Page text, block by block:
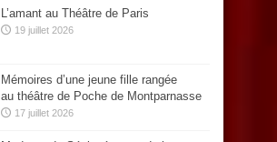
L’amant au Théâtre de Paris
19 juillet 2026
Mémoires d’une jeune fille rangée
au théâtre de Poche de Montparnasse
17 juillet 2026